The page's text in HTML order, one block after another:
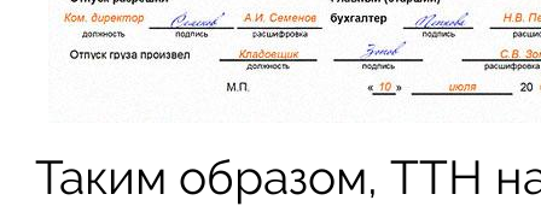
Таким образом, ТТН